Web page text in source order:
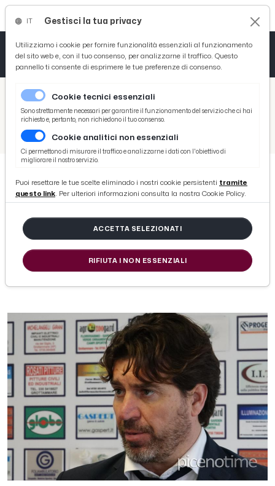
/ Picenotime
/ Varie
/ Serie D
Monticelli-Vis Pesaro 1-0, la voce di mister Riolfo post gara
Monticelli-Vis Pesaro 1-0, la voce di
mister Riolfo post gara
di Redazione Picenotime
Gestisci la tua privacy
Utilizziamo i cookie per fornire funzionalità essenziali al funzionamento
del sito web e, con il tuo consenso, per analizzarne il traffico. Questo
pannello ti consente di esprimere le tue preferenze di consenso.
Cookie tecnici essenziali
Sono strettamente necessari per garantire il funzionamento del servizio che ci hai
richiesto e, pertanto, non richiedono il tuo consenso.
Cookie analitici non essenziali
Ci permettono di misurare il traffico e analizzarne i dati con l'obiettivo di
migliorare il nostro servizio.
Puoi resettare le tue scelte eliminado i nostri cookie persistenti tramite
questo link. Per ulteriori informazioni consulta la nostra Cookie Policy.
ACCETTA SELEZIONATI
RIFIUTA I NON ESSENZIALI
Tutto News
Tutto Sport
Basket
Ciclismo
Tutto Curiosità